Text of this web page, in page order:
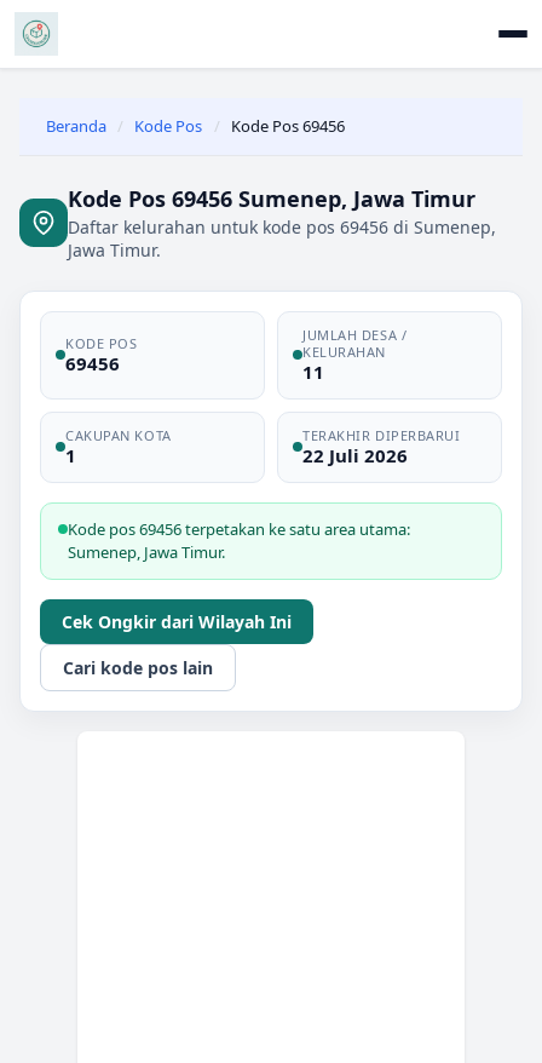
Beranda / Kode Pos / Kode Pos 69456
Kode Pos 69456 Sumenep, Jawa Timur
Daftar kelurahan untuk kode pos 69456 di Sumenep,
Jawa Timur.
KODE POS
69456
JUMLAH DESA /
KELURAHAN
11
CAKUPAN KOTA
1
TERAKHIR DIPERBARUI
22 Juli 2026
Kode pos 69456 terpetakan ke satu area utama:
Sumenep, Jawa Timur.
Cek Ongkir dari Wilayah Ini
Cari kode pos lain